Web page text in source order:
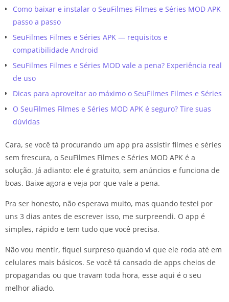
Como baixar e instalar o SeuFilmes Filmes e Séries MOD APK
passo a passo
SeuFilmes Filmes e Séries APK — requisitos e
compatibilidade Android
SeuFilmes Filmes e Séries MOD vale a pena? Experiência real
de uso
Dicas para aproveitar ao máximo o SeuFilmes Filmes e Séries
O SeuFilmes Filmes e Séries MOD APK é seguro? Tire suas
dúvidas
Cara, se você tá procurando um app pra assistir filmes e séries
sem frescura, o SeuFilmes Filmes e Séries MOD APK é a
solução. Já adianto: ele é gratuito, sem anúncios e funciona de
boas. Baixe agora e veja por que vale a pena.
Pra ser honesto, não esperava muito, mas quando testei por
uns 3 dias antes de escrever isso, me surpreendi. O app é
simples, rápido e tem tudo que você precisa.
Não vou mentir, fiquei surpreso quando vi que ele roda até em
celulares mais básicos. Se você tá cansado de apps cheios de
propagandas ou que travam toda hora, esse aqui é o seu
melhor aliado.